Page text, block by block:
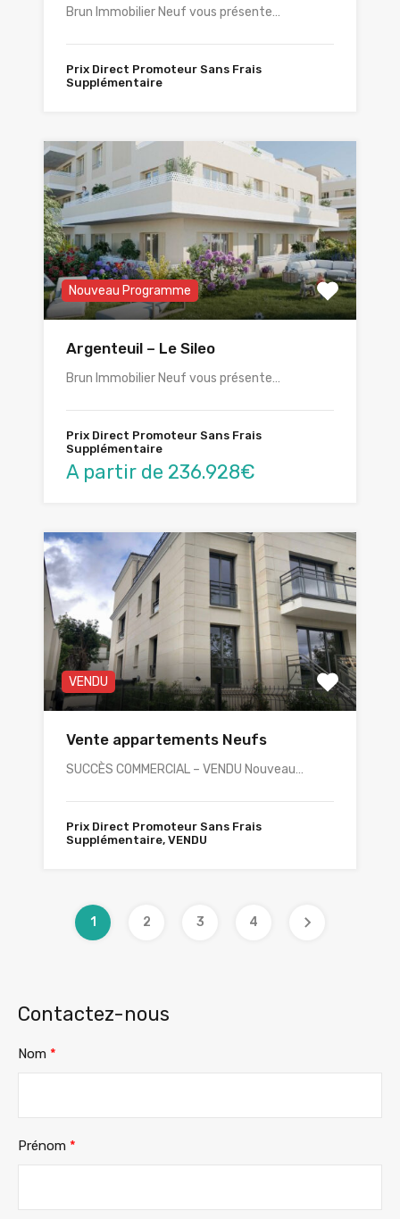
Brun Immobilier Neuf vous présente…
Prix Direct Promoteur Sans Frais
Supplémentaire
Nouveau Programme
Argenteuil – Le Sileo
Brun Immobilier Neuf vous présente…
Prix Direct Promoteur Sans Frais
Supplémentaire
A partir de 236.928€
VENDU
Vente appartements Neufs
SUCCÈS COMMERCIAL – VENDU Nouveau…
Prix Direct Promoteur Sans Frais
Supplémentaire, VENDU
1 2 3 4
Contactez-nous
Nom *
Prénom *